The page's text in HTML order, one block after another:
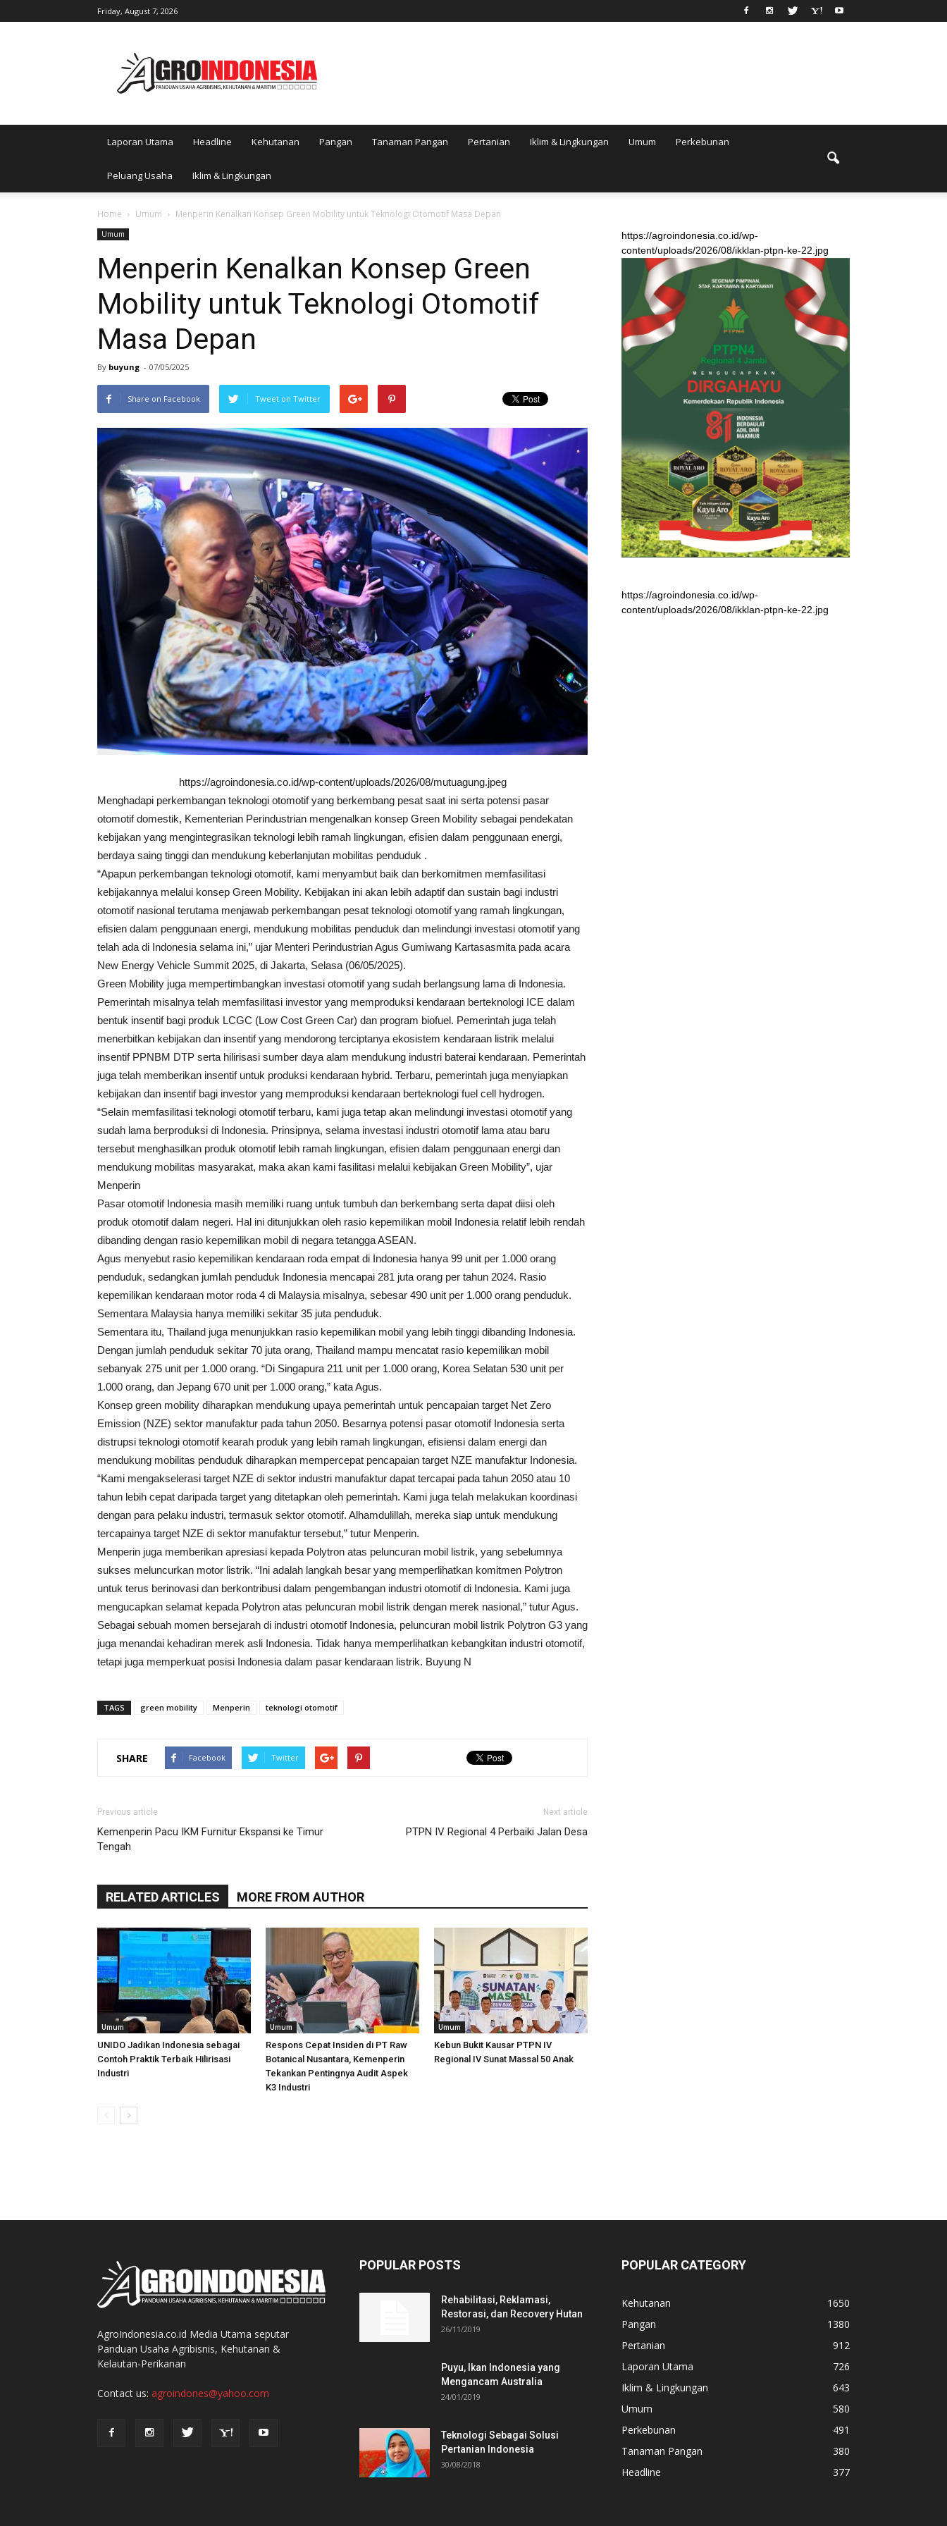
Friday, August 7, 2026
Laporan Utama Headline Kehutanan Pangan Tanaman Pangan Pertanian Iklim & Lingkungan Umum Perkebunan
Peluang Usaha Iklim & Lingkungan
Home Umum Menperin Kenalkan Konsep Green Mobility untuk Teknologi Otomotif Masa Depan
Umum
Menperin Kenalkan Konsep Green
Mobility untuk Teknologi Otomotif
Masa Depan
By buyung - 07/05/2025
Share on Facebook Tweet on Twitter
https://agroindonesia.co.id/wp-content/uploads/2026/08/mutuagung.jpeg
Menghadapi perkembangan teknologi otomotif yang berkembang pesat saat ini serta potensi pasar
otomotif domestik, Kementerian Perindustrian mengenalkan konsep Green Mobility sebagai pendekatan
kebijakan yang mengintegrasikan teknologi lebih ramah lingkungan, efisien dalam penggunaan energi,
berdaya saing tinggi dan mendukung keberlanjutan mobilitas penduduk .
“Apapun perkembangan teknologi otomotif, kami menyambut baik dan berkomitmen memfasilitasi
kebijakannya melalui konsep Green Mobility. Kebijakan ini akan lebih adaptif dan sustain bagi industri
otomotif nasional terutama menjawab perkembangan pesat teknologi otomotif yang ramah lingkungan,
efisien dalam penggunaan energi, mendukung mobilitas penduduk dan melindungi investasi otomotif yang
telah ada di Indonesia selama ini,” ujar Menteri Perindustrian Agus Gumiwang Kartasasmita pada acara
New Energy Vehicle Summit 2025, di Jakarta, Selasa (06/05/2025).
Green Mobility juga mempertimbangkan investasi otomotif yang sudah berlangsung lama di Indonesia.
Pemerintah misalnya telah memfasilitasi investor yang memproduksi kendaraan berteknologi ICE dalam
bentuk insentif bagi produk LCGC (Low Cost Green Car) dan program biofuel. Pemerintah juga telah
menerbitkan kebijakan dan insentif yang mendorong terciptanya ekosistem kendaraan listrik melalui
insentif PPNBM DTP serta hilirisasi sumber daya alam mendukung industri baterai kendaraan. Pemerintah
juga telah memberikan insentif untuk produksi kendaraan hybrid. Terbaru, pemerintah juga menyiapkan
kebijakan dan insentif bagi investor yang memproduksi kendaraan berteknologi fuel cell hydrogen.
“Selain memfasilitasi teknologi otomotif terbaru, kami juga tetap akan melindungi investasi otomotif yang
sudah lama berproduksi di Indonesia. Prinsipnya, selama investasi industri otomotif lama atau baru
tersebut menghasilkan produk otomotif lebih ramah lingkungan, efisien dalam penggunaan energi dan
mendukung mobilitas masyarakat, maka akan kami fasilitasi melalui kebijakan Green Mobility”, ujar
Menperin
Pasar otomotif Indonesia masih memiliki ruang untuk tumbuh dan berkembang serta dapat diisi oleh
produk otomotif dalam negeri. Hal ini ditunjukkan oleh rasio kepemilikan mobil Indonesia relatif lebih rendah
dibanding dengan rasio kepemilikan mobil di negara tetangga ASEAN.
Agus menyebut rasio kepemilikan kendaraan roda empat di Indonesia hanya 99 unit per 1.000 orang
penduduk, sedangkan jumlah penduduk Indonesia mencapai 281 juta orang per tahun 2024. Rasio
kepemilikan kendaraan motor roda 4 di Malaysia misalnya, sebesar 490 unit per 1.000 orang penduduk.
Sementara Malaysia hanya memiliki sekitar 35 juta penduduk.
Sementara itu, Thailand juga menunjukkan rasio kepemilikan mobil yang lebih tinggi dibanding Indonesia.
Dengan jumlah penduduk sekitar 70 juta orang, Thailand mampu mencatat rasio kepemilikan mobil
sebanyak 275 unit per 1.000 orang. “Di Singapura 211 unit per 1.000 orang, Korea Selatan 530 unit per
1.000 orang, dan Jepang 670 unit per 1.000 orang,” kata Agus.
Konsep green mobility diharapkan mendukung upaya pemerintah untuk pencapaian target Net Zero
Emission (NZE) sektor manufaktur pada tahun 2050. Besarnya potensi pasar otomotif Indonesia serta
distrupsi teknologi otomotif kearah produk yang lebih ramah lingkungan, efisiensi dalam energi dan
mendukung mobilitas penduduk diharapkan mempercepat pencapaian target NZE manufaktur Indonesia.
“Kami mengakselerasi target NZE di sektor industri manufaktur dapat tercapai pada tahun 2050 atau 10
tahun lebih cepat daripada target yang ditetapkan oleh pemerintah. Kami juga telah melakukan koordinasi
dengan para pelaku industri, termasuk sektor otomotif. Alhamdulillah, mereka siap untuk mendukung
tercapainya target NZE di sektor manufaktur tersebut,” tutur Menperin.
Menperin juga memberikan apresiasi kepada Polytron atas peluncuran mobil listrik, yang sebelumnya
sukses meluncurkan motor listrik. “Ini adalah langkah besar yang memperlihatkan komitmen Polytron
untuk terus berinovasi dan berkontribusi dalam pengembangan industri otomotif di Indonesia. Kami juga
mengucapkan selamat kepada Polytron atas peluncuran mobil listrik dengan merek nasional,” tutur Agus.
Sebagai sebuah momen bersejarah di industri otomotif Indonesia, peluncuran mobil listrik Polytron G3 yang
juga menandai kehadiran merek asli Indonesia. Tidak hanya memperlihatkan kebangkitan industri otomotif,
tetapi juga memperkuat posisi Indonesia dalam pasar kendaraan listrik. Buyung N
TAGS green mobility Menperin teknologi otomotif
SHARE Facebook Twitter
Previous article
Kemenperin Pacu IKM Furnitur Ekspansi ke Timur
Tengah
Next article
PTPN IV Regional 4 Perbaiki Jalan Desa
RELATED ARTICLES MORE FROM AUTHOR
Umum
UNIDO Jadikan Indonesia sebagai
Contoh Praktik Terbaik Hilirisasi
Industri
Umum
Respons Cepat Insiden di PT Raw
Botanical Nusantara, Kemenperin
Tekankan Pentingnya Audit Aspek
K3 Industri
Umum
Kebun Bukit Kausar PTPN IV
Regional IV Sunat Massal 50 Anak
https://agroindonesia.co.id/wp-
content/uploads/2026/08/ikklan-ptpn-ke-22.jpg
https://agroindonesia.co.id/wp-
content/uploads/2026/08/ikklan-ptpn-ke-22.jpg
AgroIndonesia.co.id Media Utama seputar
Panduan Usaha Agribisnis, Kehutanan &
Kelautan-Perikanan
Contact us: agroindones@yahoo.com
POPULAR POSTS
Rehabilitasi, Reklamasi,
Restorasi, dan Recovery Hutan
26/11/2019
Puyu, Ikan Indonesia yang
Mengancam Australia
24/01/2019
Teknologi Sebagai Solusi
Pertanian Indonesia
30/08/2018
POPULAR CATEGORY
Kehutanan
1650
Pangan
1380
Pertanian
912
Laporan Utama
726
Iklim & Lingkungan
643
Umum
580
Perkebunan
491
Tanaman Pangan
380
Headline
377